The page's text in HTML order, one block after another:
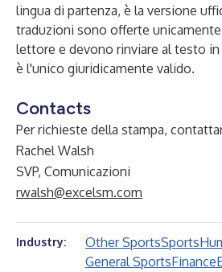
lingua di partenza, è la versione
traduzioni sono offerte
lettore e devono rinviare al testo
è l'unico giuridicamente valido.
Contacts
Per richieste della stampa,
Rachel Walsh
SVP, Comunicazioni
rwalsh@excelsm.com
Industry: Other SportsSports
General SportsFinance